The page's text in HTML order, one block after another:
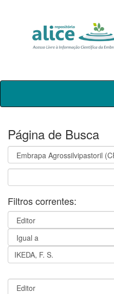
Skip
Página de Busca
Filtros correntes: